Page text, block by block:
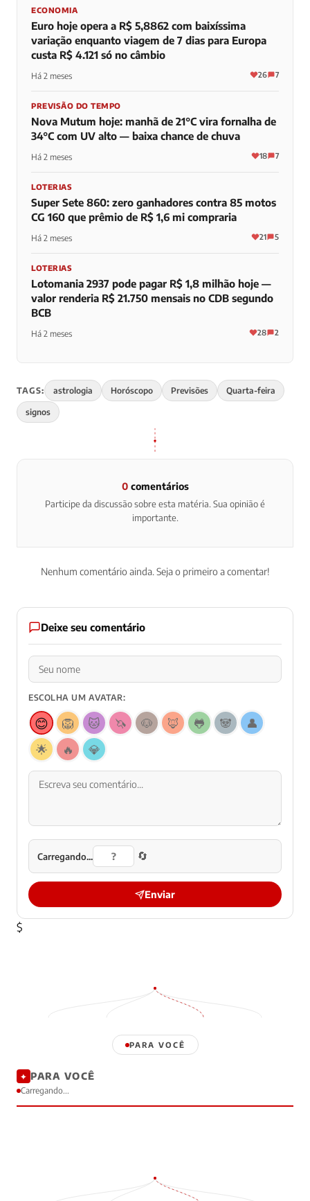
ECONOMIA
Euro hoje opera a R$ 5,8862 com baixíssima
variação enquanto viagem de 7 dias para Europa
custa R$ 4.121 só no câmbio
Há 2 meses 26 7
PREVISÃO DO TEMPO
Nova Mutum hoje: manhã de 21°C vira fornalha de
34°C com UV alto — baixa chance de chuva
Há 2 meses 18 7
LOTERIAS
Super Sete 860: zero ganhadores contra 85 motos
CG 160 que prêmio de R$ 1,6 mi compraria
Há 2 meses 21 5
LOTERIAS
Lotomania 2937 pode pagar R$ 1,8 milhão hoje —
valor renderia R$ 21.750 mensais no CDB segundo
BCB
Há 2 meses 28 2
TAGS: astrologia Horóscopo Previsões Quarta-feira
signos
0comentários
Participe da discussão sobre esta matéria. Sua opinião é
importante.
Nenhum comentário ainda. Seja o primeiro a comentar!
Deixe seu comentário
ESCOLHA UM AVATAR:
😊 🦁 🐱 🦄 🐶 🦊 🐸 🐼
👤
🌟
🔥 💎
Carregando... 🔄
Enviar
$
PARA VOCÊ
✦ PARA VOCÊ
Carregando...